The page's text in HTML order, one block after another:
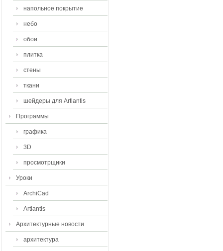
напольное покрытие
небо
обои
плитка
стены
ткани
шейдеры для Artlantis
Программы
графика
3D
просмотрщики
Уроки
ArchiCad
Artlantis
Архитектурные новости
архитектура